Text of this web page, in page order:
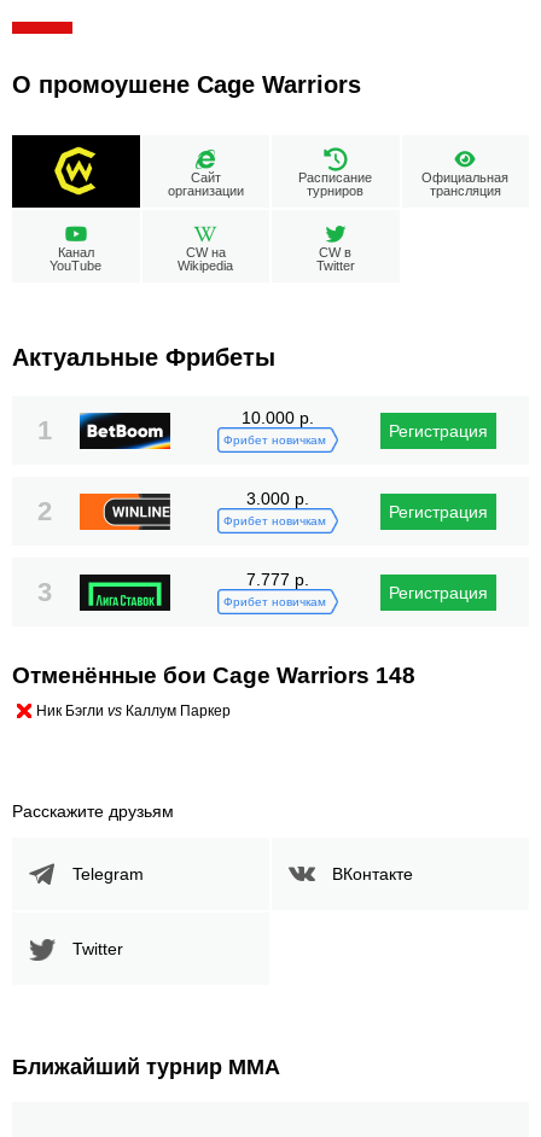
О промоушене Cage Warriors
Сайт
организации
Расписание
турниров
Официальная
трансляция
Канал
YouTube
CW на
Wikipedia
CW в
Twitter
Актуальные Фрибеты
1 10.000 р.
Фрибет новичкам Регистрация
2 3.000 р.
Фрибет новичкам Регистрация
3 7.777 р.
Фрибет новичкам Регистрация
Отменённые бои Cage Warriors 148
Ник Бэгли vs Каллум Паркер
Расскажите друзьям
Telegram ВКонтакте
Twitter
Ближайший турнир ММА